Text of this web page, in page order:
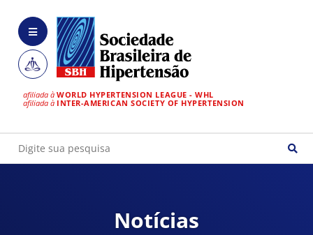
afiliada à WORLD HYPERTENSION LEAGUE - WHL
afiliada à INTER-AMERICAN SOCIETY OF HYPERTENSION
Notícias